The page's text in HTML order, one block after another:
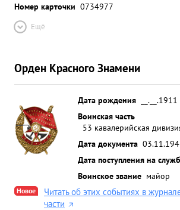
Номер карточки 0734977
Ещё
Орден Красного Знамени
Дата рождения
__.__.1911
Воинская часть
53 кавалерийская
Дата документа
Дата поступления на
Воинское звание майор
Новое
Читать об этих событиях в
части